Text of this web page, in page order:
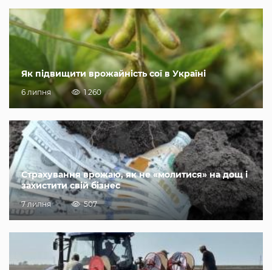
Як підвищити врожайність сої в Україні
6 липня 1 260
Страхування врожаю, як не «молитися» на дощ і
захистити свій бізнес
7 липня 507